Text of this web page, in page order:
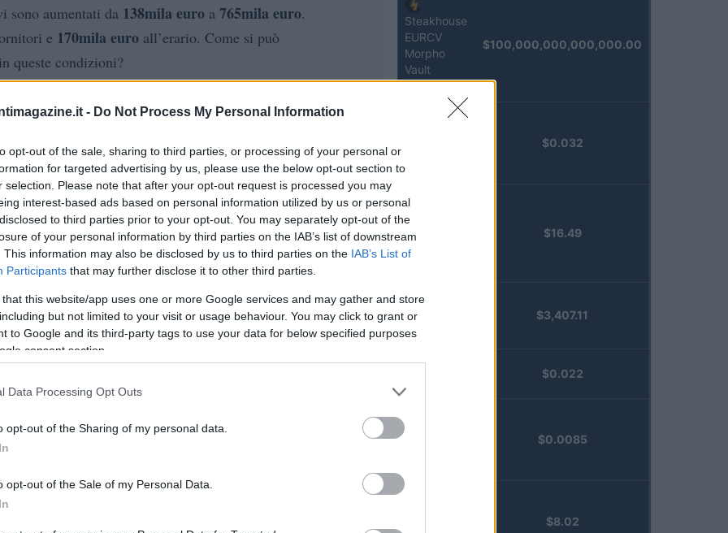
- Do Not Process My Personal Information
opt-out of the sale, sharing to third parties, or processing of your personal or
for targeted advertising by us, please use the below opt-out section to
selection. Please note that after your opt-out request is processed you may
interest-based ads based on personal information utilized by us or personal
to third parties prior to your opt-out. You may separately opt-out of the
of your personal information by third parties on the IAB’s list of downstream
This information may also be disclosed by us to third parties on the IAB’s List of
Participants that may further disclose it to other third parties.
that this website/app uses one or more Google services and may gather and store
but not limited to your visit or usage behaviour. You may click to grant or
to Google and its third-party tags to use your data for below specified purposes
consent section.
Data Processing Opt Outs
opt-out of the Sharing of my personal data.
opt-out of the Sale of my Personal Data.
sono aumentati da 138mila euro a 765mila euro.
e 170mila euro all’erario. Come si può
queste condizioni?
alle rappresentazioni artistiche e gestione di
finanziarie hanno messo in discussione il futuro
non è bastata a compensare l’aumento
difficile mantenere un equilibrio tra entrate e
Steakhouse
EURCV
Morpho
Vault
$100,000,000,000,000.00
(EPOCH)
$0.032
Stride
Staked
Injective
$16.49
Vested XOR
(VXOR)
$3,407.11
$0.022
$0.0085
$8.02